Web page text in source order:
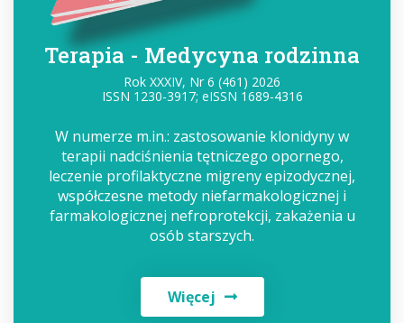
Terapia - Medycyna rodzinna
Rok XXXIV, Nr 6 (461) 2026
ISSN 1230-3917; eISSN 1689-4316
W numerze m.in.: zastosowanie klonidyny w
terapii nadciśnienia tętniczego opornego,
leczenie profilaktyczne migreny epizodycznej,
współczesne metody niefarmakologicznej i
farmakologicznej nefroprotekcji, zakażenia u
osób starszych.
Więcej